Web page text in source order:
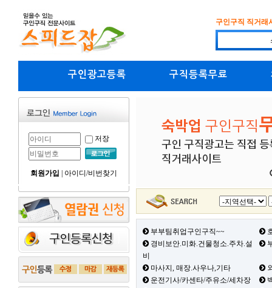
구인구직 직거래
구인광고등록 구직등록무료
저장
회원가입 아이디/비번찾기
부부팀취업구인구직~~
경비보안.미화.건물청소.주차.설
비
마사지, 매장.사우나,기타
운전기사/카센타/주유소/세차장